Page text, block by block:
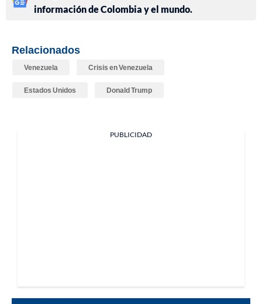
información de Colombia y el mundo.
Relacionados
Venezuela Crisis en Venezuela
Estados Unidos Donald Trump
PUBLICIDAD